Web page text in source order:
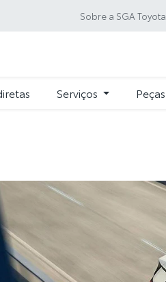
Sobre a SGA Toyota
Serviços Peças